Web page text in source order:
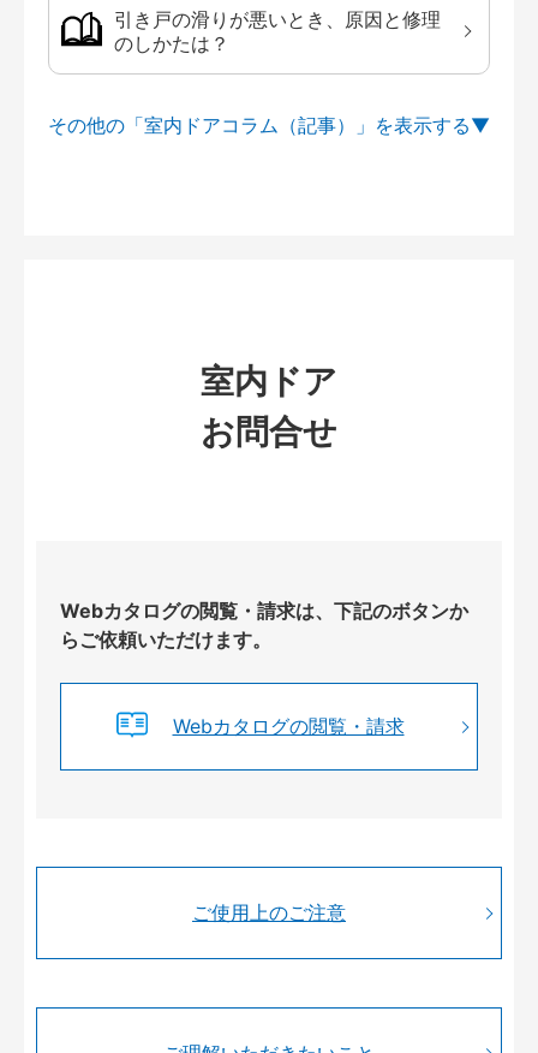
引き戸の滑りが悪いとき、原因と修理
のしかたは？
その他の「室内ドアコラム（記事）」を
室内ドア
お問合せ
Webカタログの閲覧・請求は、下記のボタンか
らご依頼いただけます。
Webカタログの閲覧・請求
ご使用上のご注意